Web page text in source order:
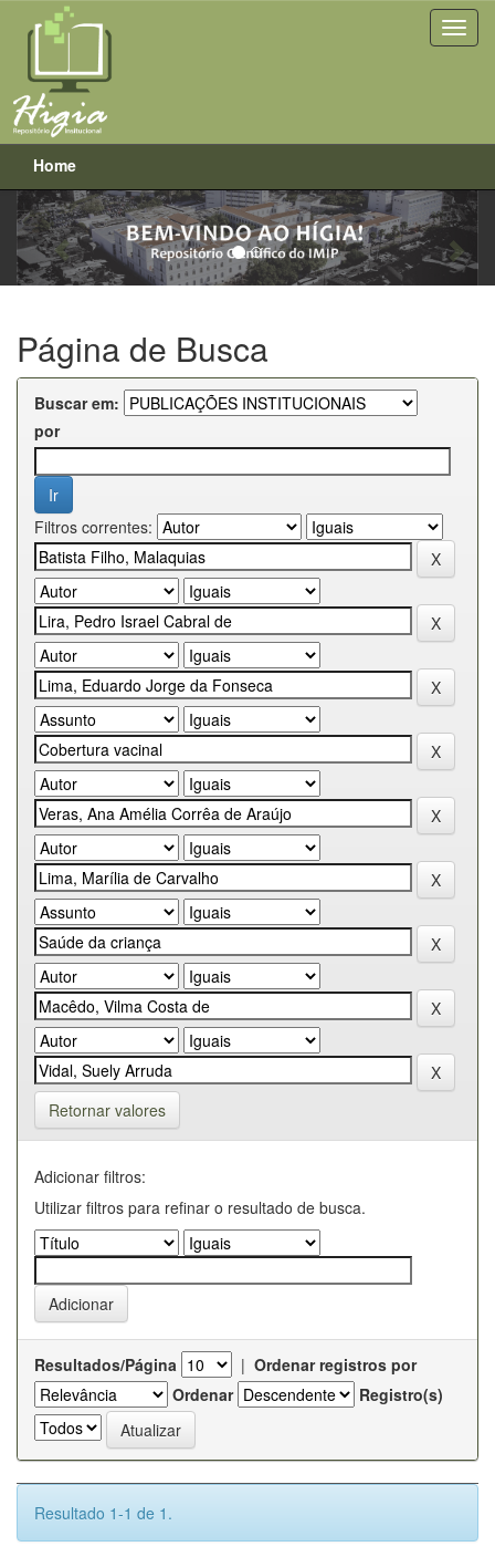
Skip
navigation
Home
Previous Next
Página de Busca
Buscar em:
por
Filtros correntes:
Retornar valores
Adicionar filtros:
Utilizar filtros para refinar o resultado de busca.
Resultados/Página | Ordenar registros por
Ordenar
Registro(s)
Resultado 1-1 de 1.